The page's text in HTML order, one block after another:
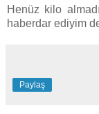
Henüz kilo
haberdar ediyim
Paylaş